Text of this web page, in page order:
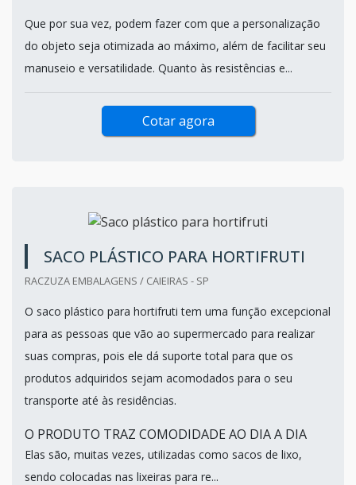
Que por sua vez, podem fazer com que a personalização
do objeto seja otimizada ao máximo, além de facilitar seu
manuseio e versatilidade. Quanto às resistências e...
Cotar agora
SACO PLÁSTICO PARA HORTIFRUTI
RACZUZA EMBALAGENS / CAIEIRAS - SP
O saco plástico para hortifruti tem uma função excepcional
para as pessoas que vão ao supermercado para realizar
suas compras, pois ele dá suporte total para que os
produtos adquiridos sejam acomodados para o seu
transporte até às residências.
O PRODUTO TRAZ COMODIDADE AO DIA A DIA
Elas são, muitas vezes, utilizadas como sacos de lixo,
sendo colocadas nas lixeiras para re...